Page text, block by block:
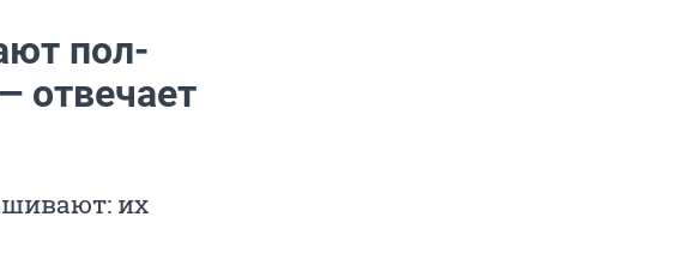
пол-
отвечает
их